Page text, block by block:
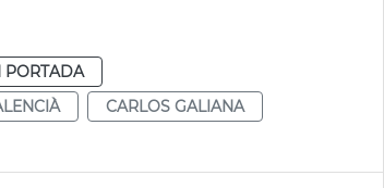
PORTADA
CARLOS GALIANA